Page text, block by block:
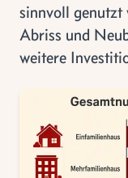
sinnvoll genutzt
Abriss und
weitere